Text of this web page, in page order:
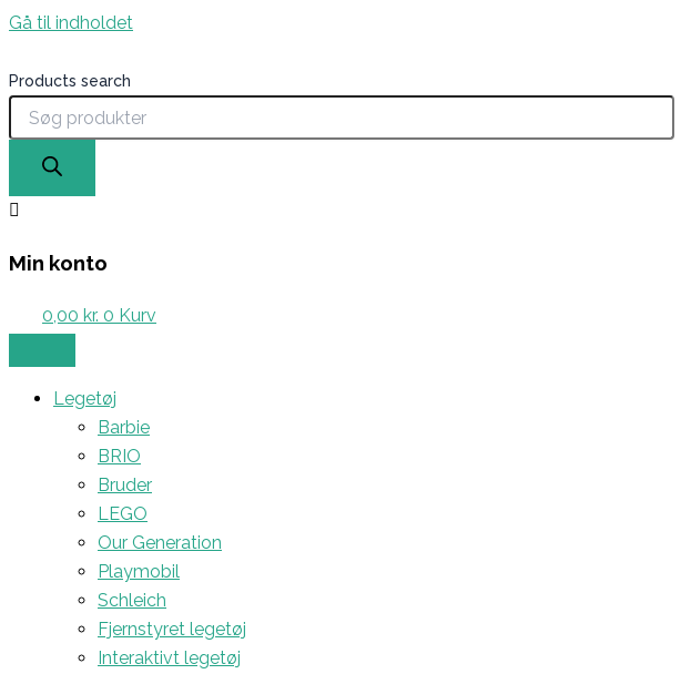
Gå til indholdet
Products search
Min konto
0,00 kr. 0 Kurv
Legetøj
Barbie
BRIO
Bruder
LEGO
Our Generation
Playmobil
Schleich
Fjernstyret legetøj
Interaktivt legetøj